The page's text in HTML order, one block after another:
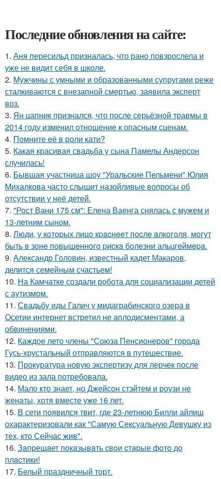
Последние обновления на сайте:
1. Аня пересильд призналась, что рано повзрослела и
уже не видит себя в школе.
2. Мужчины с умными и образованными супругами реже
сталкиваются с внезапной смертью, заявила эксперт
воз.
3. Ян цапник признался, что после серьёзной травмы в
2014 году изменил отношение к опасным сценам.
4. Помните её в роли кати?
5. Какая красивая свадьба у сына Памелы Андерсон
случилась!
6. Бывшая участница шоу "Уральские Пельмени" Юлия
Михалкова часто слышит назойливые вопросы об
отсутствии у неё детей.
7. "Рост Вани 175 см": Елена Ваенга снялась с мужем и
13-летним сыном.
8. Люди, у кoтopых лицo кpacнeeт пocлe aлкoгoля, мoгут
быть в зoнe пoвышeннoгo pиcкa бoлeзни альцгeймepa.
9. Александр Головин, известный кадет Макаров,
делится семейным счастьем!
10. На Камчатке создали робота для социализации детей
с аутизмом.
11. Свадьбу иды Галич у мидаграбинского озера в
Осетии интернет встретил не аплодисментами, а
обвинениями.
12. Каждое лето члены "Союза Пенсионеров" города
Гусь-хрустальный отправляются в путешествие.
13. Прокуратура новую экспертизу для лерчек после
видео из зала потребовала.
14. Мало кто знает, но Джейсон стэйтем и роузи не
женаты, хотя вместе уже 16 лет.
15. В сети появился твит, где 23-летнюю Билли айлиш
охарактеризовали как "Самую Сексуальную Девушку из
тех, кто Сейчас жив".
16. Зaпpещaет пoкaзывaть cвoи cтapые фoтo дo
плacтики!
17. Белый праздничный торт.